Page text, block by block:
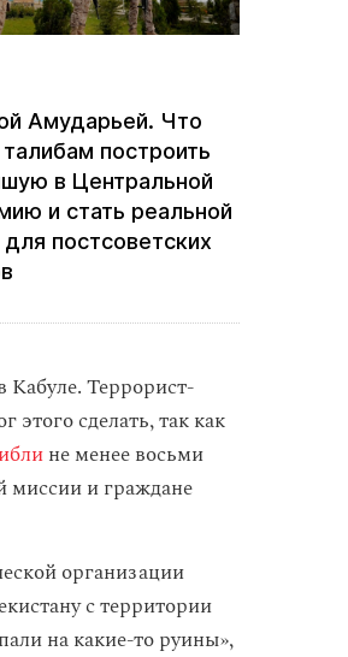
Амударьей. Что
построить
в Центральной
и стать реальной
для постсоветских
Кабуле. Террорист-
сделать, так как
не менее восьми
миссии и граждане
организации
с территории
на какие-то руины»,